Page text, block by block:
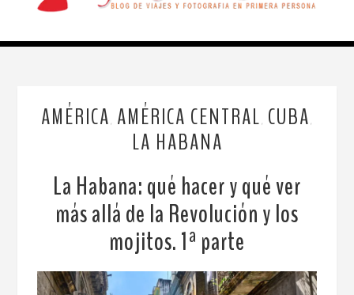
AMÉRICA AMÉRICA CENTRAL CUBA
LA HABANA
La Habana: qué hacer y qué ver
más allá de la Revolución y los
mojitos. 1ª parte